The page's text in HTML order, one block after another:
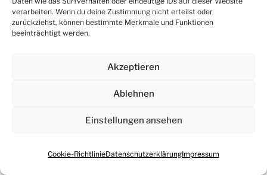
verarbeiten. Wenn du deine Zustimmung nicht erteilst oder
zurückziehst, können bestimmte Merkmale und Funktionen
beeinträchtigt werden.
Akzeptieren
Ablehnen
Einstellungen ansehen
Cookie-RichtlinieDatenschutzerklärungImpressum